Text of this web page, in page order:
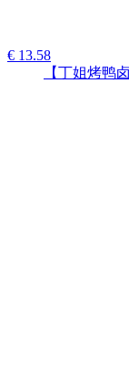
€ 13.58
【丁姐烤鸭